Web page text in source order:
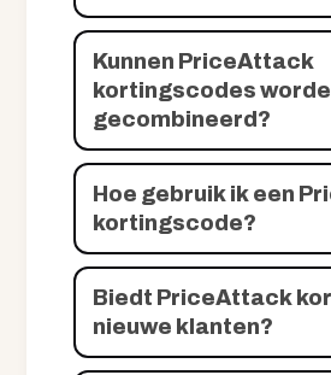
Kunnen PriceAttack
kortingscodes
gecombineerd?
Hoe gebruik ik een
kortingscode?
Biedt PriceAttack
nieuwe klanten?